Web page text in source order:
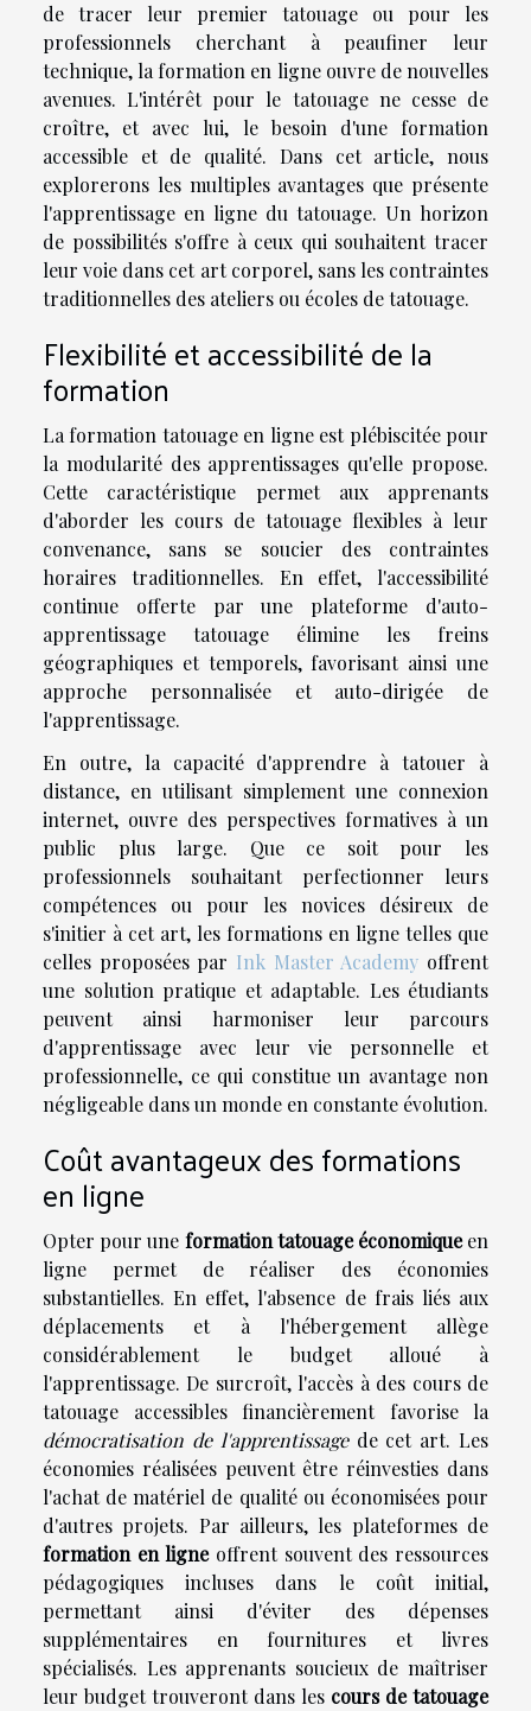
de tracer leur premier tatouage ou pour les
professionnels cherchant à peaufiner leur
technique, la formation en ligne ouvre de nouvelles
avenues. L'intérêt pour le tatouage ne cesse de
croître, et avec lui, le besoin d'une formation
accessible et de qualité. Dans cet article, nous
explorerons les multiples avantages que présente
l'apprentissage en ligne du tatouage. Un horizon
de possibilités s'offre à ceux qui souhaitent tracer
leur voie dans cet art corporel, sans les contraintes
traditionnelles des ateliers ou écoles de tatouage.
Flexibilité et accessibilité de la
formation
La formation tatouage en ligne est plébiscitée pour
la modularité des apprentissages qu'elle propose.
Cette caractéristique permet aux apprenants
d'aborder les cours de tatouage flexibles à leur
convenance, sans se soucier des contraintes
horaires traditionnelles. En effet, l'accessibilité
continue offerte par une plateforme d'auto-
apprentissage tatouage élimine les freins
géographiques et temporels, favorisant ainsi une
approche personnalisée et auto-dirigée de
l'apprentissage.
En outre, la capacité d'apprendre à tatouer à
distance, en utilisant simplement une connexion
internet, ouvre des perspectives formatives à un
public plus large. Que ce soit pour les
professionnels souhaitant perfectionner leurs
compétences ou pour les novices désireux de
s'initier à cet art, les formations en ligne telles que
celles proposées par Ink Master Academy offrent
une solution pratique et adaptable. Les étudiants
peuvent ainsi harmoniser leur parcours
d'apprentissage avec leur vie personnelle et
professionnelle, ce qui constitue un avantage non
négligeable dans un monde en constante évolution.
Coût avantageux des formations
en ligne
Opter pour une formation tatouage économiqueen
ligne permet de réaliser des économies
substantielles. En effet, l'absence de frais liés aux
déplacements et à l'hébergement allège
considérablement le budget alloué à
l'apprentissage. De surcroît, l'accès à des cours de
tatouage accessibles financièrement favorise la
démocratisation de l'apprentissagede cet art. Les
économies réalisées peuvent être réinvesties dans
l'achat de matériel de qualité ou économisées pour
d'autres projets. Par ailleurs, les plateformes de
formation en ligneoffrent souvent des ressources
pédagogiques incluses dans le coût initial,
permettant ainsi d'éviter des dépenses
supplémentaires en fournitures et livres
spécialisés. Les apprenants soucieux de maîtriser
leur budget trouveront dans les cours de tatouage